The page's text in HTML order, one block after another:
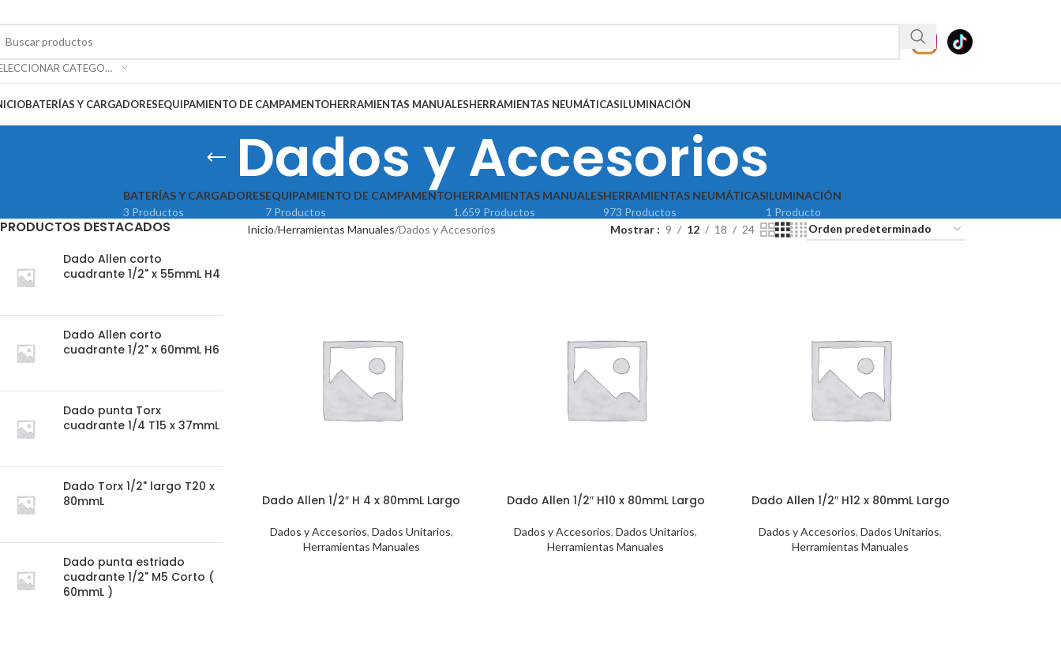
SELECCIONAR CATEGORÍA
BATERÍAS Y CARGADORESEQUIPAMIENTO DE CAMPAMENTOHERRAMIENTAS MANUALESHERRAMIENTAS NEUMÁTICASILUMINACIÓN
Dados y Accesorios
BATERÍAS Y CARGADORES
3 Productos
EQUIPAMIENTO DE CAMPAMENTO
7 Productos
HERRAMIENTAS MANUALES
1.659 Productos
HERRAMIENTAS NEUMÁTICAS
973 Productos
ILUMINACIÓN
1 Producto
PRODUCTOS DESTACADOS
Dado Allen corto
cuadrante 1/2" x 55mmL H4
Dado Allen corto
cuadrante 1/2" x 60mmL H6
Dado punta Torx
cuadrante 1/4 T15 x 37mmL
Dado Torx 1/2" largo T20 x
80mmL
Dado punta estriado
cuadrante 1/2" M5 Corto (
60mmL )
Inicio Herramientas Manuales Dados y Accesorios Mostrar 9 12 18 24
Dado Allen 1/2″ H 4 x 80mmL Largo
Dados y Accesorios, Dados Unitarios,
Herramientas Manuales
Dado Allen 1/2″ H10 x 80mmL Largo
Dados y Accesorios,Dados Unitarios,
Herramientas Manuales
Dado Allen 1/2″ H12 x 80mmL Largo
Dados y Accesorios,Dados Unitarios,
Herramientas Manuales